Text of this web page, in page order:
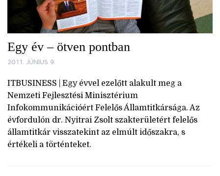
Egy év – ötven pontban
2011. JÚNIUS 9.
ITBUSINESS | Egy évvel ezelőtt alakult meg a
Nemzeti Fejlesztési Minisztérium
Infokommunikációért Felelős Államtitkársága. Az
évfordulón dr. Nyitrai Zsolt szakterületért felelős
államtitkár visszatekint az elmúlt időszakra, s
értékeli a történteket.